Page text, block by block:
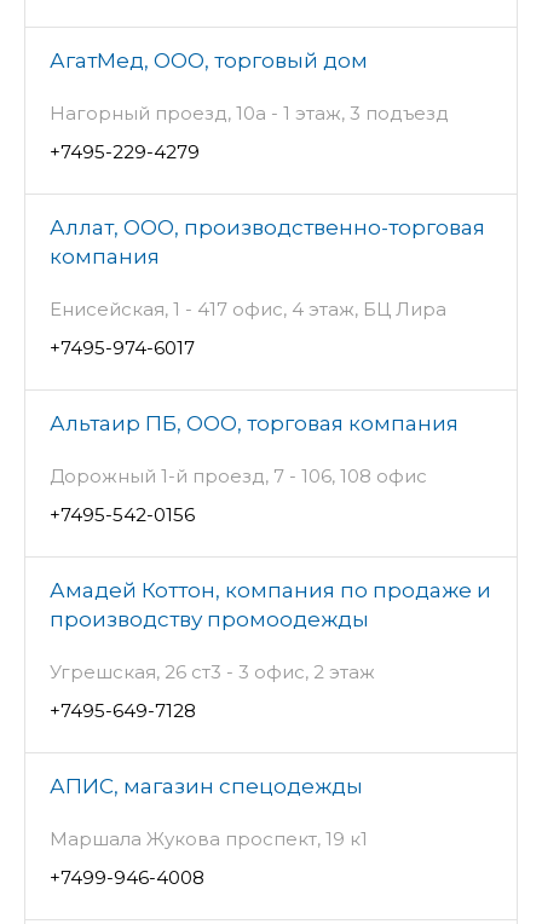
АгатМед, ООО, торговый дом
Нагорный проезд, 10а - 1 этаж, 3 подъезд
+7495-229-4279
Аллат, ООО, производственно-торговая
компания
Енисейская, 1 - 417 офис, 4 этаж, БЦ Лира
+7495-974-6017
Альтаир ПБ, ООО, торговая компания
Дорожный 1-й проезд, 7 - 106, 108 офис
+7495-542-0156
Амадей Коттон, компания по продаже и
производству промоодежды
Угрешская, 26 ст3 - 3 офис, 2 этаж
+7495-649-7128
АПИС, магазин спецодежды
Маршала Жукова проспект, 19 к1
+7499-946-4008